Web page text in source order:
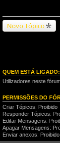
Novo Tópico
QUEM ESTÁ LIGADO:
Utilizadores neste
PERMISSÕES DO
Criar Tópicos: Proibido
Responder Tópicos:
Editar Mensagens:
Apagar Mensagens:
Enviar anexos: Proibido